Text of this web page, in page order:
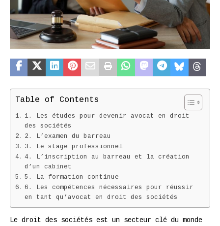
Table of Contents
1. Les études pour devenir avocat en droit
des sociétés
2. L’examen du barreau
3. Le stage professionnel
4. L’inscription au barreau et la création
d’un cabinet
5. La formation continue
6. Les compétences nécessaires pour réussir
en tant qu’avocat en droit des sociétés
Le droit des sociétés est un secteur clé du monde